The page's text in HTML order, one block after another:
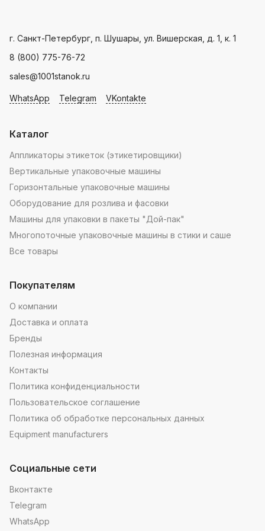
г. Санкт-Петербург, п. Шушары, ул. Вишерская, д. 1, к. 1
8 (800) 775-76-72
sales@1001stanok.ru
WhatsApp Telegram VKontakte
Каталог
Аппликаторы этикеток (этикетировщики)
Вертикальные упаковочные машины
Горизонтальные упаковочные машины
Оборудование для розлива и фасовки
Машины для упаковки в пакеты "Дой-пак"
Многопоточные упаковочные машины в стики и саше
Все товары
Покупателям
О компании
Доставка и оплата
Бренды
Полезная информация
Контакты
Политика конфиденциальности
Пользовательское соглашение
Политика об обработке персональных данных
Equipment manufacturers
Социальные сети
Вконтакте
Telegram
WhatsApp